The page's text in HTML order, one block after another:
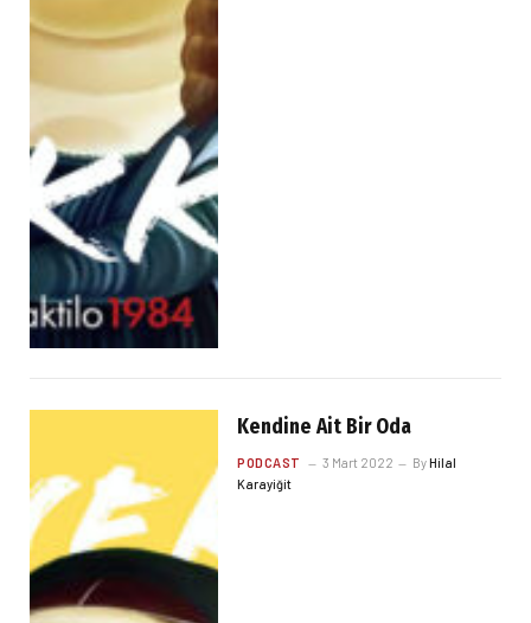
Kendine Ait Bir Oda
PODCAST 3 Mart 2022 ByHilal
Karayiğit